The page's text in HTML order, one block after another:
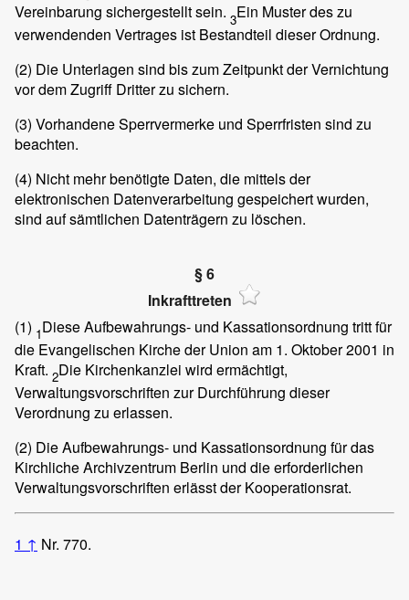
Vereinbarung sichergestellt sein. 3Ein Muster des zu
verwendenden Vertrages ist Bestandteil dieser Ordnung.
(2) Die Unterlagen sind bis zum Zeitpunkt der Vernichtung
vor dem Zugriff Dritter zu sichern.
(3) Vorhandene Sperrvermerke und Sperrfristen sind zu
beachten.
(4) Nicht mehr benötigte Daten, die mittels der
elektronischen Datenverarbeitung gespeichert wurden,
sind auf sämtlichen Datenträgern zu löschen.
§ 6
Inkrafttreten
(1) 1Diese Aufbewahrungs- und Kassationsordnung tritt für
die Evangelischen Kirche der Union am 1. Oktober 2001 in
Kraft. 2Die Kirchenkanzlei wird ermächtigt,
Verwaltungsvorschriften zur Durchführung dieser
Verordnung zu erlassen.
(2) Die Aufbewahrungs- und Kassationsordnung für das
Kirchliche Archivzentrum Berlin und die erforderlichen
Verwaltungsvorschriften erlässt der Kooperationsrat.
1 ↑ Nr. 770.